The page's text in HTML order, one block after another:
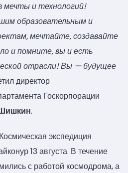
мечты и технологий!
образовательным и
мечтайте, создавайте
и помните, вы и есть
отрасли! Вы — будущее
директор
Госкорпорации
.
экспедиция
13 августа. В течение
с работой космодрома, а